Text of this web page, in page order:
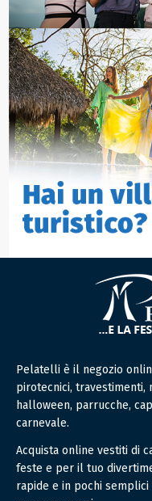
Pelatelli è il negozio
pirotecnici, travestimenti,
halloween, parrucche,
carnevale.
Acquista online vestiti di
feste e per il tuo
rapide e in pochi